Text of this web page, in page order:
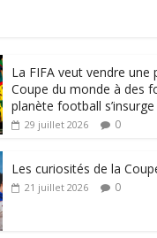
La FIFA veut vendre une
Coupe du monde à des
planète football s’insurge
29 juillet 2026 0
Les curiosités de la
21 juillet 2026 0